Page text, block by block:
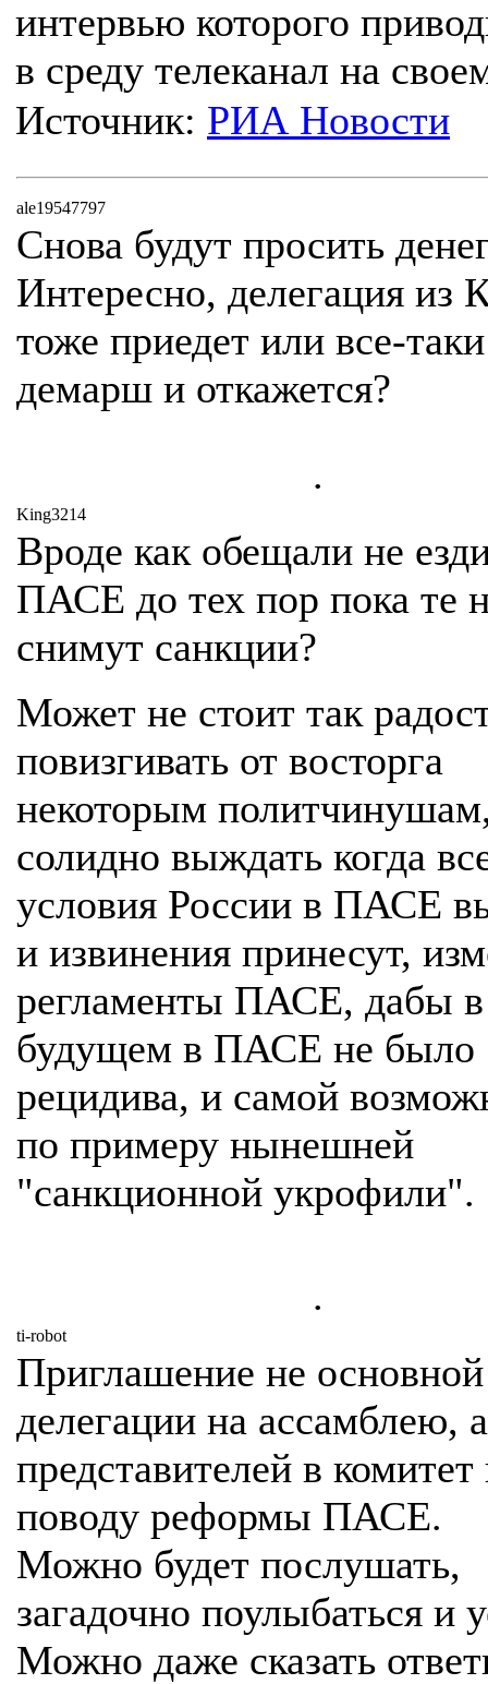
интервью которого
в среду телеканал на
Источник: РИА Новости
ale19547797
Снова будут просить
Интересно, делегация из
тоже приедет или все-
демарш и откажется?
.
King3214
Вроде как обещали не
ПАСЕ до тех пор пока те
снимут санкции?
Может не стоит так
повизгивать от восторга
некоторым
солидно выждать когда
условия России в ПАСЕ
и извинения принесут,
регламенты ПАСЕ, дабы в
будущем в ПАСЕ не было
рецидива, и самой
по примеру нынешней
"санкционной укрофили".
.
ti-robot
Приглашение не основной
делегации на ассамблею,
представителей в комитет
поводу реформы ПАСЕ.
Можно будет послушать,
загадочно поулыбаться и
Можно даже сказать